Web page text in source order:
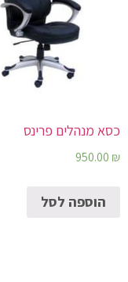
כסא מנהלים פרינס
950.00 ₪
הוספה לסל